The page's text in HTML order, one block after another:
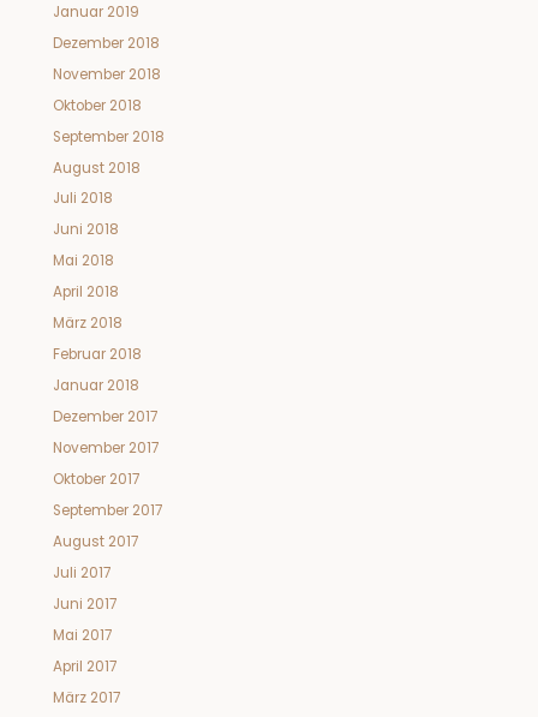
Januar 2019
Dezember 2018
November 2018
Oktober 2018
September 2018
August 2018
Juli 2018
Juni 2018
Mai 2018
April 2018
März 2018
Februar 2018
Januar 2018
Dezember 2017
November 2017
Oktober 2017
September 2017
August 2017
Juli 2017
Juni 2017
Mai 2017
April 2017
März 2017